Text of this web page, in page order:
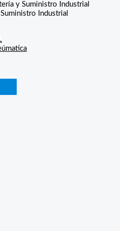
y Suministro Industrial
Industrial